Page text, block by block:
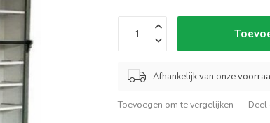
Afhankelijk van onze
Toevoegen om te vergelijken